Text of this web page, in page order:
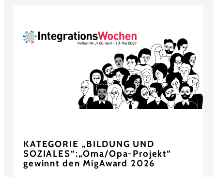
KATEGORIE „BILDUNG UND
SOZIALES“:„Oma/Opa-Projekt“
gewinnt den MigAward 2026